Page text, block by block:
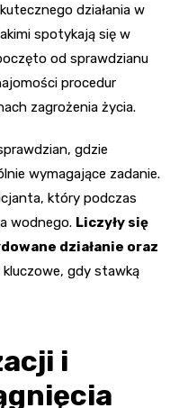
działania w
spotykają się w
od sprawdzianu
procedur
zagrożenia życia.
gdzie
wymagające zadanie.
który podczas
wodnego. Liczyły się
działanie oraz
kluczowe, gdy stawką
i